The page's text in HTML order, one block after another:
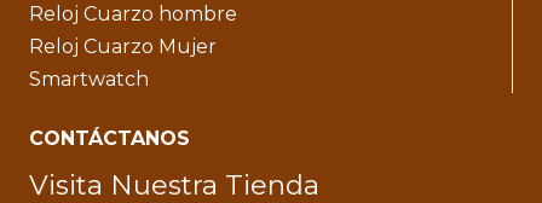
Reloj Cuarzo hombre
Reloj Cuarzo Mujer
Smartwatch
CONTÁCTANOS
Visita Nuestra Tienda